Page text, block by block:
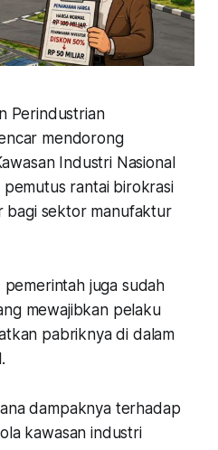
Perindustrian
mendorong
Industri Nasional
pemutus rantai birokrasi
bagi sektor manufaktur
pemerintah juga sudah
mewajibkan pelaku
pabriknya di dalam
dampaknya terhadap
kawasan industri